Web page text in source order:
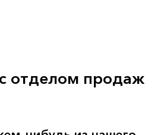
отделом продаж